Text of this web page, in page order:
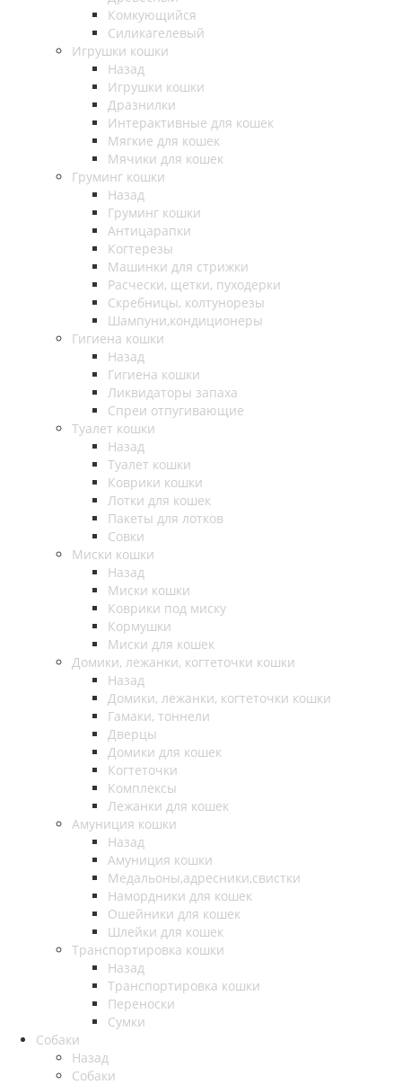
Комкующийся
Силикагелевый
Игрушки кошки
Назад
Игрушки кошки
Дразнилки
Интерактивные для кошек
Мягкие для кошек
Мячики для кошек
Груминг кошки
Назад
Груминг кошки
Антицарапки
Когтерезы
Машинки для стрижки
Расчески, щетки, пуходерки
Скребницы, колтунорезы
Шампуни,кондиционеры
Гигиена кошки
Назад
Гигиена кошки
Ликвидаторы запаха
Спреи отпугивающие
Туалет кошки
Назад
Туалет кошки
Коврики кошки
Лотки для кошек
Пакеты для лотков
Совки
Миски кошки
Назад
Миски кошки
Коврики под миску
Кормушки
Миски для кошек
Домики, лежанки, когтеточки кошки
Назад
Домики, лежанки, когтеточки кошки
Гамаки, тоннели
Дверцы
Домики для кошек
Когтеточки
Комплексы
Лежанки для кошек
Амуниция кошки
Назад
Амуниция кошки
Медальоны,адресники,свистки
Намордники для кошек
Ошейники для кошек
Шлейки для кошек
Транспортировка кошки
Назад
Транспортировка кошки
Переноски
Сумки
Собаки
Назад
Собаки